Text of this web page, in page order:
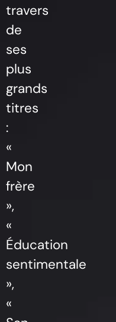
travers
de
ses
plus
grands
titres
:
«
Mon
frère
»,
«
Éducation
sentimentale
»,
«